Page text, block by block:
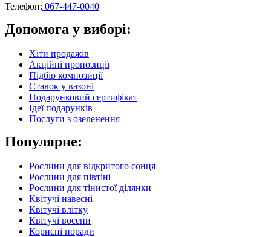
Телефон: 067-447-0040
Допомога у виборі:
Хіти продажів
Акційні пропозиції
Підбір композиції
Ставок у вазоні
Подарунковий сертифікат
Ідеї подарунків
Послуги з озеленення
Популярне:
Рослини для відкритого сонця
Рослини для півтіні
Рослини для тінистої ділянки
Квітучі навесні
Квітучі влітку
Квітучі восени
Корисні поради